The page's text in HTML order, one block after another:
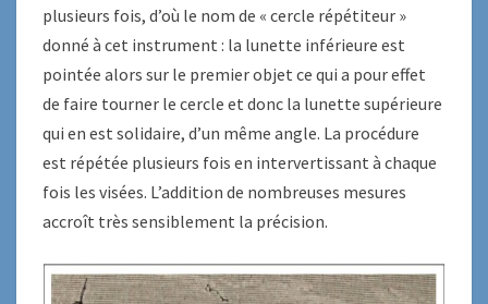
plusieurs fois, d’où le nom de « cercle répétiteur »
donné à cet instrument : la lunette inférieure est
pointée alors sur le premier objet ce qui a pour effet
de faire tourner le cercle et donc la lunette supérieure
qui en est solidaire, d’un même angle. La procédure
est répétée plusieurs fois en intervertissant à chaque
fois les visées. L’addition de nombreuses mesures
accroît très sensiblement la précision.